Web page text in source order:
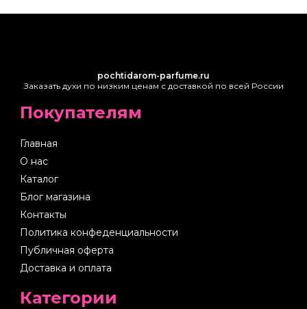
pochtidarom-parfume.ru
Заказать духи по низким ценам с доставкой по всей России
Покупателям
Главная
О нас
Каталог
Блог магазина
Контакты
Политика конфеденциальности
Публичная оферта
Доставка и оплата
Категории